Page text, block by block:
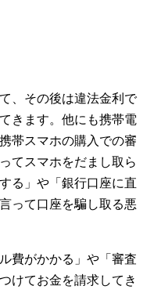
、その後は違法金利で
きます。他にも携帯電
帯スマホの購入での審
てスマホをだまし取ら
る」や「銀行口座に直
って口座を騙し取る悪
費がかかる」や「審査
けてお金を請求してき